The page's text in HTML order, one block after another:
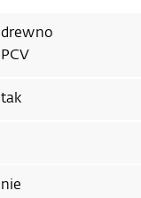
drewno
PCV
tak
nie